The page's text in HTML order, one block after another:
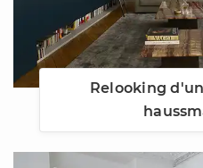
Relooking